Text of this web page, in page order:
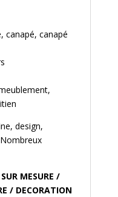
canapé, canapé
design,
MESURE /
/ DECORATION